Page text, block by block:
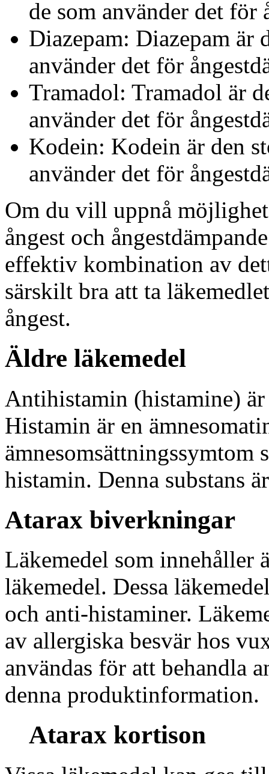
de som använder det för
Diazepam: Diazepam är
använder det för
Tramadol: Tramadol är
använder det för
Kodein: Kodein är den
använder det för
Om du vill uppnå
ångest och
effektiv kombination av
särskilt bra att ta
ångest.
Äldre läkemedel
Antihistamin (histamine)
Histamin är en
histamin. Denna substans
Atarax biverkningar
Läkemedel som innehåller
läkemedel. Dessa
och anti-histaminer.
av allergiska besvär hos
användas för att behandla
denna produktinformation.
Atarax kortison